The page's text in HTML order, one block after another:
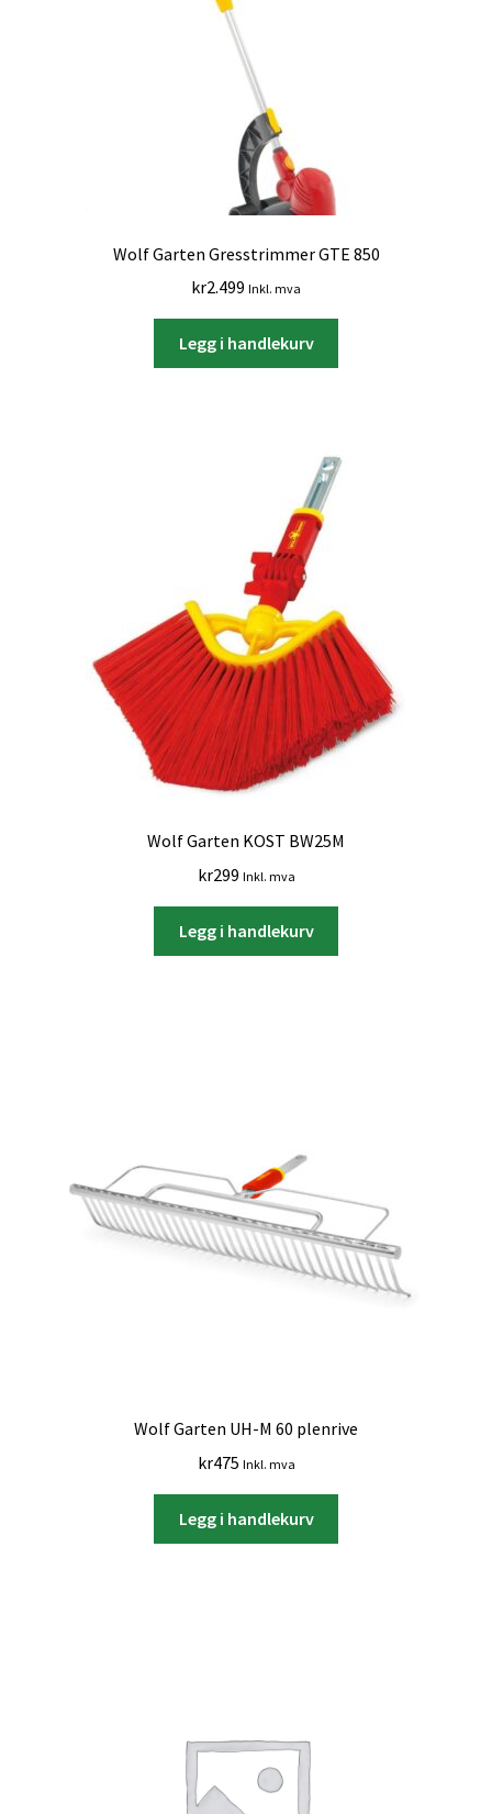
Wolf Garten Gresstrimmer GTE 850
kr2.499 Inkl. mva
Legg i handlekurv
Wolf Garten KOST BW25M
kr299 Inkl. mva
Legg i handlekurv
Wolf Garten UH-M 60 plenrive
kr475 Inkl. mva
Legg i handlekurv